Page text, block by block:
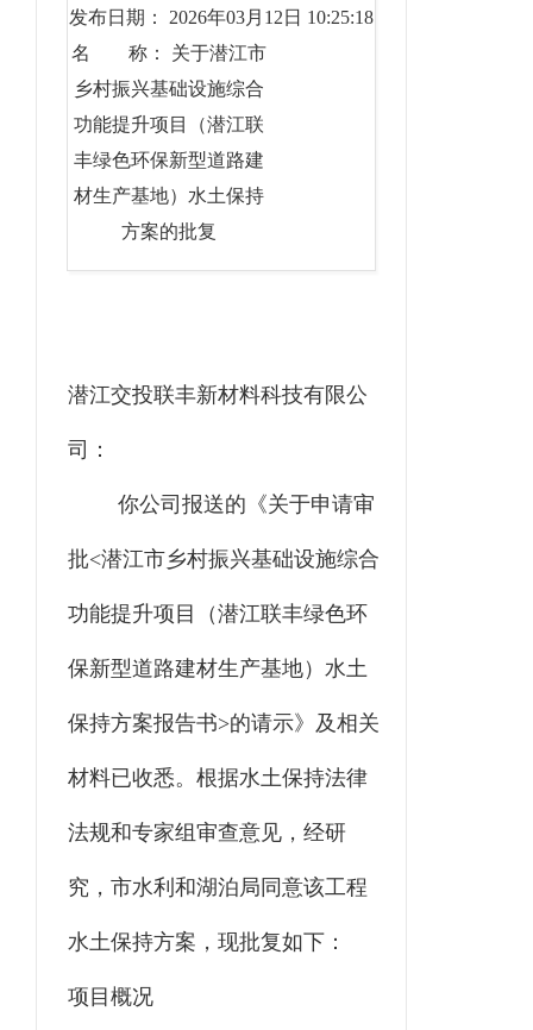
发布日期： 2026年03月12日 10:25:18
名 称： 关于潜江市
乡村振兴基础设施综合
功能提升项目（潜江联
丰绿色环保新型道路建
材生产基地）水土保持
方案的批复
潜江交投联丰新材料科技有限公
司 ：
你公司报送的《关于申请审
批<潜江市乡村振兴基础设施综合
功能提升项目（潜江联丰绿色环
保新型道路建材生产基地） 水土
保持方案报告书>的请示》及相关
材料已收悉。 根据水土保持法律
法规和专家组审查意见，经研
究， 市水利和湖泊局同意该工程
水土保持方案， 现批复如下：
项目概况